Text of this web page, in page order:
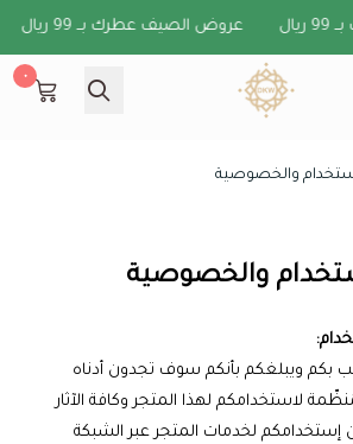
عروض الصيف عطرك بــ 99 ريال
دخون الكويت
٠
والخصوصية
والخصوصية
بكم ويبلغكم بأنكم سوف تجدون أدناه
لاستخدامكم لهذا المتجر وكافة الآثار
عن إستخدامكم لخدمات المتجر عبر الشبكة